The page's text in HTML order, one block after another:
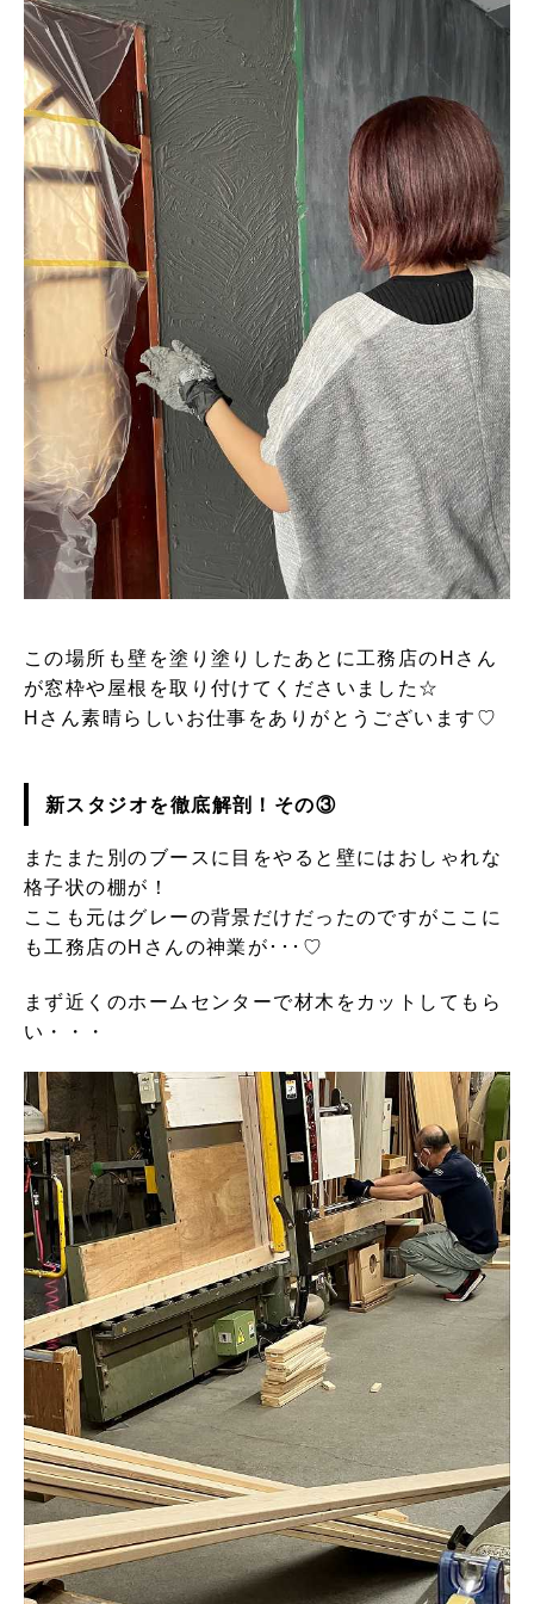
この場所も壁を塗り塗りしたあとに工務店のHさん
が窓枠や屋根を取り付けてくださいました☆
Hさん素晴らしいお仕事をありがとうございます♡
新スタジオを徹底解剖！その③
またまた別のブースに目をやると壁にはおしゃれな
格子状の棚が！
ここも元はグレーの背景だけだったのですがここに
も工務店のHさんの神業が･･･♡
まず近くのホームセンターで材木をカットしてもら
い・・・